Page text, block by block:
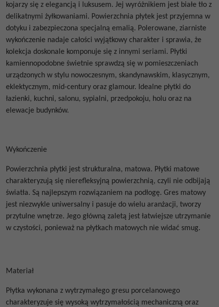
kojarzy się z elegancją i luksusem. Jej wyróżnikiem jest białe tło z
delikatnymi żyłkowaniami. Powierzchnia płytek jest przyjemna w
dotyku i zabezpieczona specjalną emalią. Polerowane, ziarniste
wykończenie nadaje całości wyjątkowy charakter i sprawia, że
kolekcja doskonale komponuje się z innymi seriami. Płytki
kamiennopodobne świetnie sprawdzą się w pomieszczeniach
urządzonych w stylu nowoczesnym, skandynawskim, klasycznym,
eklektycznym, mid-century oraz glamour. Idealne płytki do
łazienki, kuchni, salonu, sypialni, przedpokoju, holu oraz na
elewacje budynków.
Wykończenie
Powierzchnia płytki jest strukturalna, matowa. Płytki matowe
charakteryzują się nierefleksyjną powierzchnią, czyli nie odbijają
światła. Są najlepszym rozwiązaniem na podłogę. Gres matowy
jest niezwykle uniwersalny i pasuje do wielu aranżacji, tworzy
przytulne wnętrze. Jego główną zaletą jest łatwiejsze utrzymanie
w czystości, ponieważ na płytkach matowych nie widać smug.
Materiał
Płytka wykonana z wytrzymałego gresu porcelanowego
charakteryzuje się wysoką wytrzymałością mechaniczną oraz